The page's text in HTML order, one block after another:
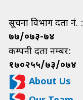
सूचना विभाग दर्ता नं. :
७७/०७३-७४
कम्पनी दर्ता नम्बर:
१७०२५५/७३/०७४
About Us